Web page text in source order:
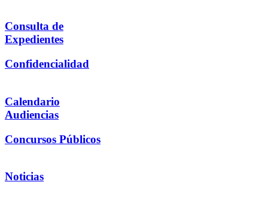
Consulta de
Expedientes
Confidencialidad
Calendario
Audiencias
Concursos Públicos
Noticias